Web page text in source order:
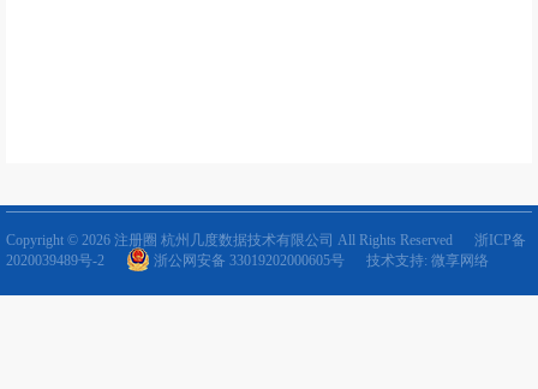
Copyright © 2026 注册圈 杭州几度数据技术有限公司 All Rights Reserved
浙ICP备
2020039489号-2
浙公网安备 33019202000605号 技术支持: 微享网络